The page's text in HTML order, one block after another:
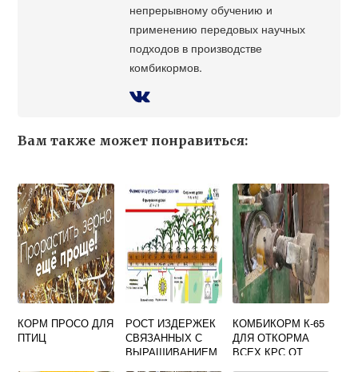
непрерывному обучению и
применению передовых научных
подходов в производстве
комбикормов.
Вам также может понравиться:
КОРМ ПРОСО ДЛЯ
ПТИЦ
РОСТ ИЗДЕРЖЕК
СВЯЗАННЫХ С
ВЫРАЩИВАНИЕМ
КОМБИКОРМ К-65
ДЛЯ ОТКОРМА
ВСЕХ КРС ОТ